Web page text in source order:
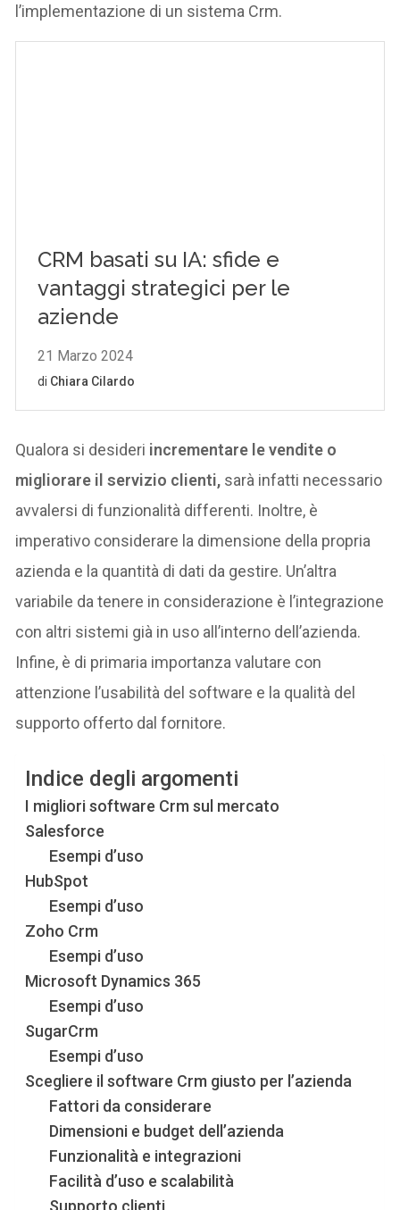
l’implementazione di un sistema Crm.
Qualora si desideri incrementare le vendite o
migliorare il servizio clienti, sarà infatti necessario
avvalersi di funzionalità differenti. Inoltre, è
imperativo considerare la dimensione della propria
azienda e la quantità di dati da gestire. Un’altra
variabile da tenere in considerazione è l’integrazione
con altri sistemi già in uso all’interno dell’azienda.
Infine, è di primaria importanza valutare con
attenzione l’usabilità del software e la qualità del
supporto offerto dal fornitore.
Indice degli argomenti
I migliori software Crm sul mercato
Salesforce
Esempi d’uso
HubSpot
Esempi d’uso
Zoho Crm
Esempi d’uso
Microsoft Dynamics 365
Esempi d’uso
SugarCrm
Esempi d’uso
Scegliere il software Crm giusto per l’azienda
Fattori da considerare
Dimensioni e budget dell’azienda
Funzionalità e integrazioni
Facilità d’uso e scalabilità
Supporto clienti